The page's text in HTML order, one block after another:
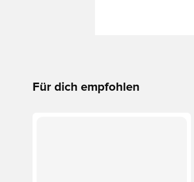
Für dich empfohlen